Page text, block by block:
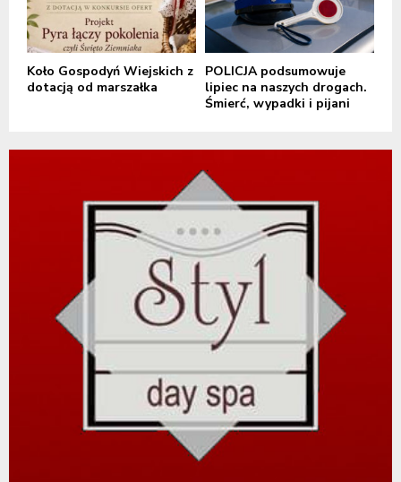
Koło Gospodyń Wiejskich z
dotacją od marszałka
POLICJA podsumowuje
lipiec na naszych drogach.
Śmierć, wypadki i pijani